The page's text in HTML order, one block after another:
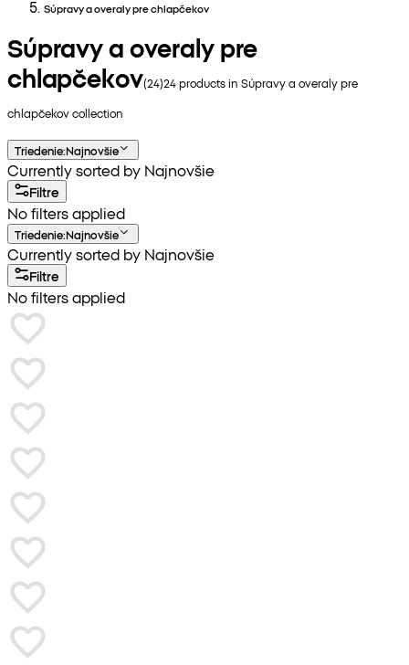
Súpravy a overaly pre chlapčekov
Súpravy a overaly pre
chlapčekov(24)24products in Súpravy a overaly pre
chlapčekovcollection
Triedenie:Najnovšie
Currently sorted by Najnovšie
Filtre
No filters applied
Triedenie:Najnovšie
Currently sorted by Najnovšie
Filtre
No filters applied